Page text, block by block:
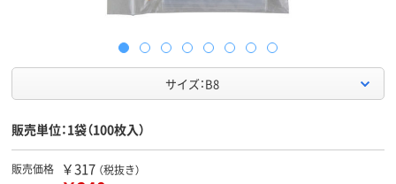
サイズ：B8
販売単位：1袋（100枚入）
販売価格 ￥317 （税抜き）